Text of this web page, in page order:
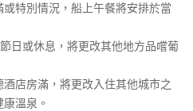
特別情況，船上午餐將安排於當
日或休息，將更改其他地方品嚐葡
酒店房滿，將更改入住其他城市之
溫泉。